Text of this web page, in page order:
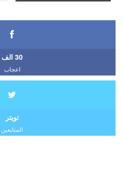
30 الف
اعجاب
تويتر
المتابعين